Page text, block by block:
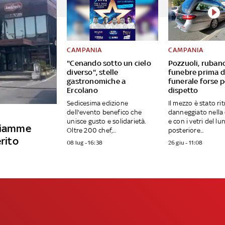
"Cenando sotto un cielo
diverso", stelle
gastronomiche a
Ercolano
CAMPANIA
Sedicesima edizione
dell'evento benefico che
unisce gusto e solidarietà.
Oltre 200 chef,...
08 lug - 16:38
Pozzuoli,
funebre prima
funerale forse
dispetto
CAMPANIA
Il mezzo è stato
danneggiato nella
e con i vetri del
posteriore...
26 giu - 11:08